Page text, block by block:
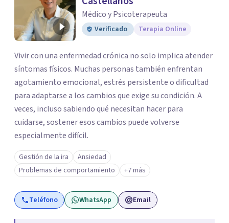
Médico y Psicoterapeuta
Verificado Terapia Online
Vivir con una enfermedad crónica no solo implica atender
síntomas físicos. Muchas personas también enfrentan
agotamiento emocional, estrés persistente o dificultad
para adaptarse a los cambios que exige su condición. A
veces, incluso sabiendo qué necesitan hacer para
cuidarse, sostener esos cambios puede volverse
especialmente difícil.
Gestión de la ira
Ansiedad
Problemas de comportamiento
+7 más
Teléfono WhatsApp Email